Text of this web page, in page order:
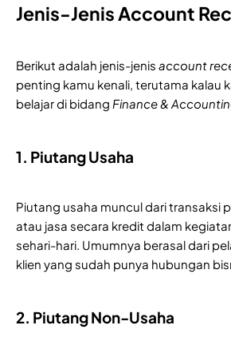
Jenis-Jenis Account
Berikut adalah jenis-jenis account
penting kamu kenali, terutama kalau
belajar di bidang Finance &
1. Piutang Usaha
Piutang usaha muncul dari transaksi
atau jasa secara kredit dalam
sehari-hari. Umumnya berasal dari
klien yang sudah punya hubungan
2. Piutang Non-Usaha